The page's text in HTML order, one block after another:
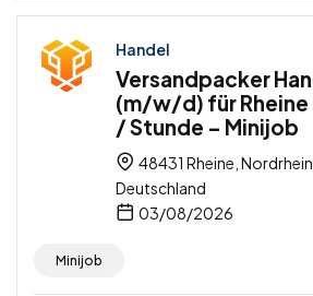
Handel
Versandpacker
(m/w/d) für Rheine
/ Stunde – Minijob
48431 Rheine,
Deutschland
03/08/2026
Minijob